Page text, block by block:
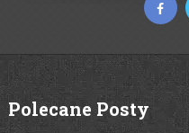
Polecane Posty